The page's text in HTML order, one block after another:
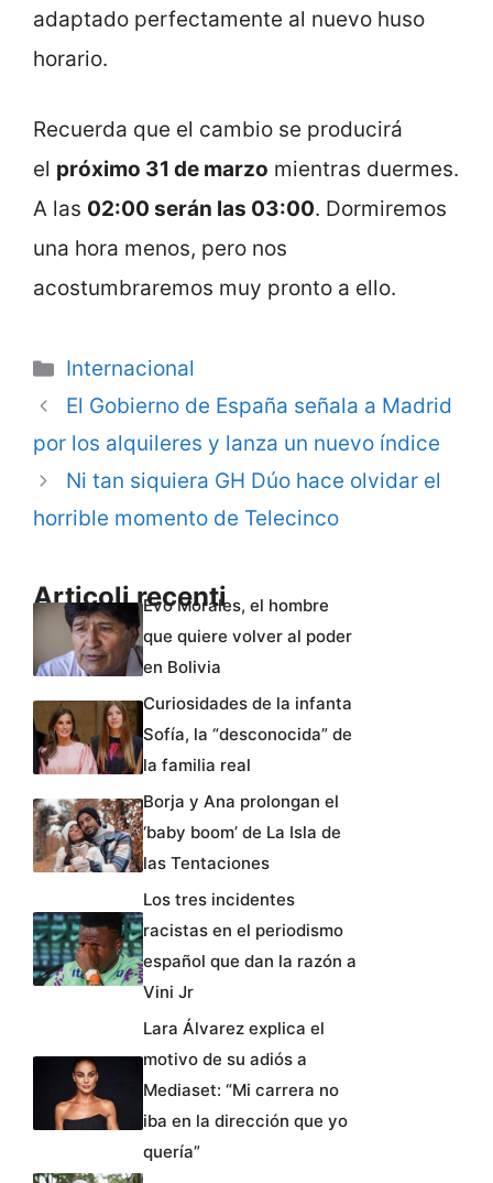
adaptado perfectamente al nuevo huso
horario.
Recuerda que el cambio se producirá
el próximo 31 de marzo mientras duermes.
A las 02:00 serán las 03:00. Dormiremos
una hora menos, pero nos
acostumbraremos muy pronto a ello.
Categorie
Internacional
El Gobierno de España señala a Madrid
por los alquileres y lanza un nuevo índice
Ni tan siquiera GH Dúo hace olvidar el
horrible momento de Telecinco
Articoli recentiEvo Morales, el hombre
que quiere volver al poder
en Bolivia
Curiosidades de la infanta
Sofía, la “desconocida” de
la familia real
Borja y Ana prolongan el
‘baby boom’ de La Isla de
las Tentaciones
Los tres incidentes
racistas en el periodismo
español que dan la razón a
Vini Jr
Lara Álvarez explica el
motivo de su adiós a
Mediaset: “Mi carrera no
iba en la dirección que yo
quería”